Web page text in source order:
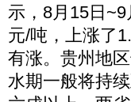
示，8月15日
元/吨，上涨了
有涨。贵州地
水期一般将持